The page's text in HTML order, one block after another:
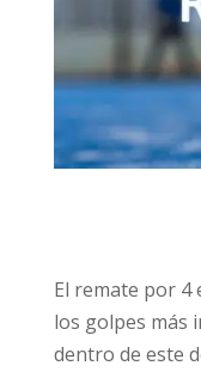
El remate por 4
los golpes más
dentro de este